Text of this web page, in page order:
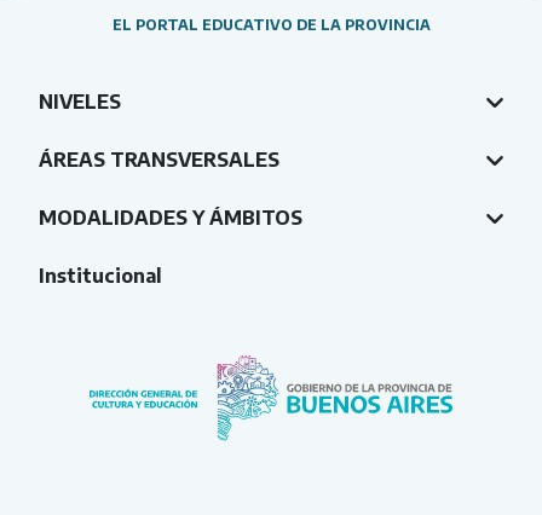
EL PORTAL EDUCATIVO DE LA PROVINCIA
NIVELES
ÁREAS TRANSVERSALES
MODALIDADES Y ÁMBITOS
Institucional